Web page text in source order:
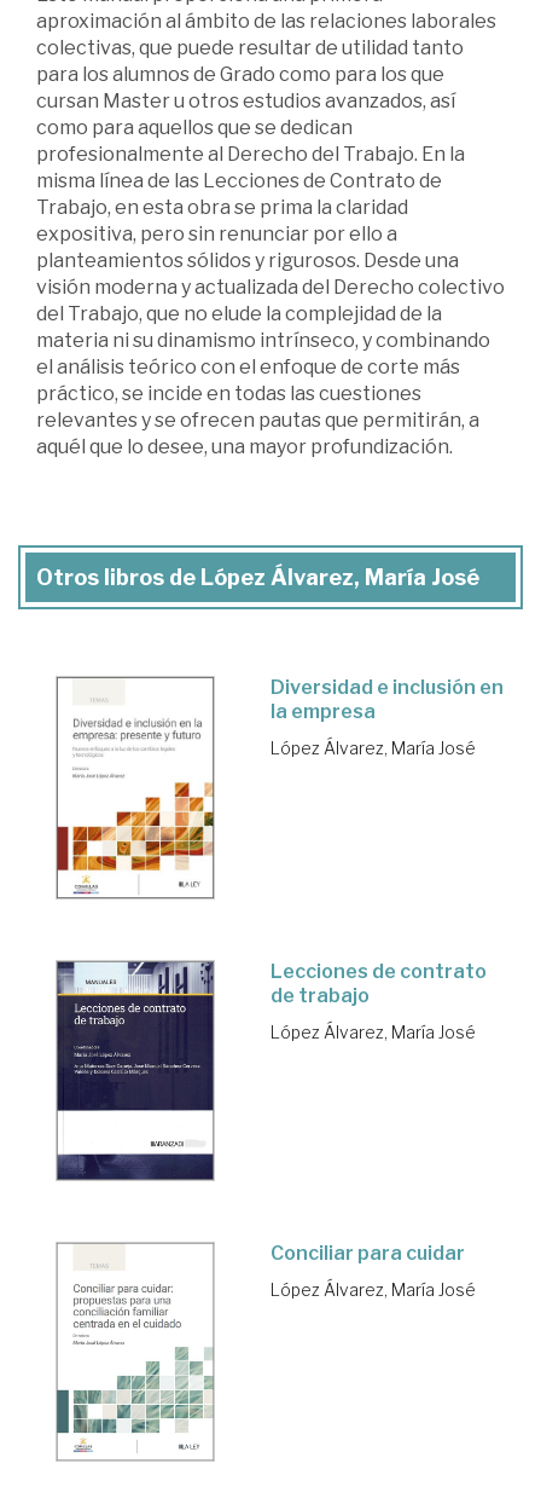
aproximación al ámbito de las relaciones laborales
colectivas, que puede resultar de utilidad tanto
para los alumnos de Grado como para los que
cursan Master u otros estudios avanzados, así
como para aquellos que se dedican
profesionalmente al Derecho del Trabajo. En la
misma línea de las Lecciones de Contrato de
Trabajo, en esta obra se prima la claridad
expositiva, pero sin renunciar por ello a
planteamientos sólidos y rigurosos. Desde una
visión moderna y actualizada del Derecho colectivo
del Trabajo, que no elude la complejidad de la
materia ni su dinamismo intrínseco, y combinando
el análisis teórico con el enfoque de corte más
práctico, se incide en todas las cuestiones
relevantes y se ofrecen pautas que permitirán, a
aquél que lo desee, una mayor profundización.
Otros libros de López Álvarez, María José
Diversidad e inclusión en
la empresa
López Álvarez, María José
Lecciones de contrato
de trabajo
López Álvarez, María José
Conciliar para cuidar
López Álvarez, María José